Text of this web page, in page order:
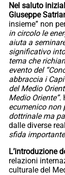
Nel saluto
Giuseppe
insieme” non
in circolo le
aiuta a
significativo
tema che
evento del
abbraccia i
del Medio
Medio Oriente”.
ecumenico non
dottrinale ma
dalle diverse
sfida
L’introduzione
relazioni
culturale del